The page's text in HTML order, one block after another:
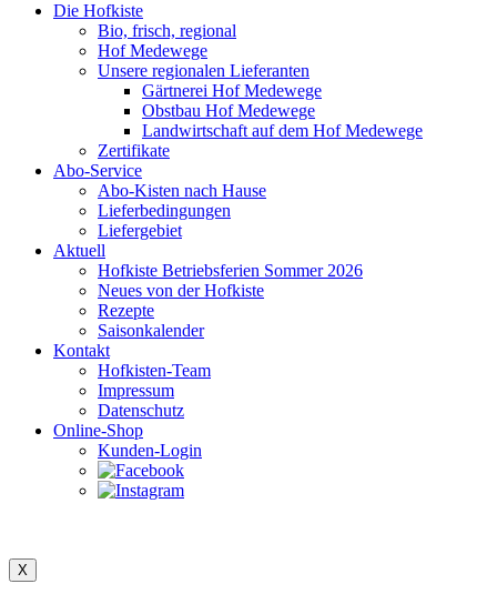
Die Hofkiste
Bio, frisch, regional
Hof Medewege
Unsere regionalen Lieferanten
Gärtnerei Hof Medewege
Obstbau Hof Medewege
Landwirtschaft auf dem Hof Medewege
Zertifikate
Abo-Service
Abo-Kisten nach Hause
Lieferbedingungen
Liefergebiet
Aktuell
Hofkiste Betriebsferien Sommer 2026
Neues von der Hofkiste
Rezepte
Saisonkalender
Kontakt
Hofkisten-Team
Impressum
Datenschutz
Online-Shop
Kunden-Login